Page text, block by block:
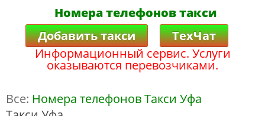
Номера телефонов такси
Добавить такси
ТехЧат
Информационный сервис. Услуги
оказываются перевозчиками.
Все: Номера телефонов Такси Уфа